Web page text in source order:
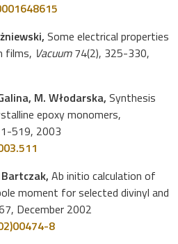
Some electrical properties
films, Vacuum74(2), 325-330,
M. Włodarska, Synthesis
epoxy monomers,
519, 2003
Bartczak, Ab initio calculation of
moment for selected divinyl and
December 2002
8